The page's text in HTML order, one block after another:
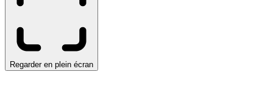
Regarder en plein écran